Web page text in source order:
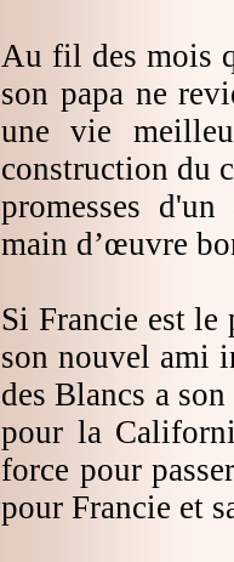
Au fil des mois
son papa ne
une vie
construction du
promesses
main d’œuvre
Si Francie est le
son nouvel ami
des Blancs a
pour la
force pour
pour Francie et